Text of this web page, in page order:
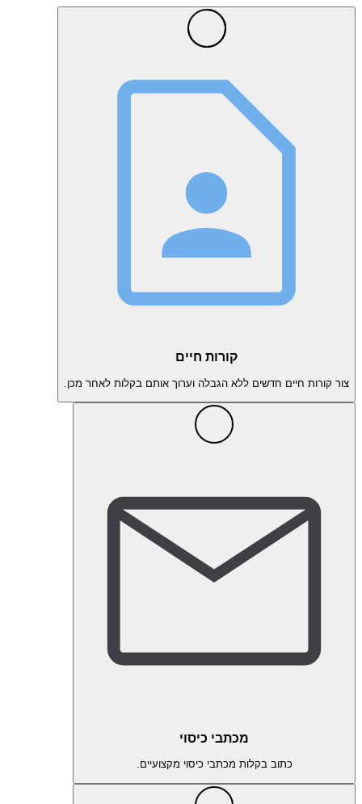
קורות חיים
צור קורות חיים חדשים ללא הגבלה וערוך אותם בקלות לאחר מכן.
מכתבי כיסוי
כתוב בקלות מכתבי כיסוי מקצועיים.